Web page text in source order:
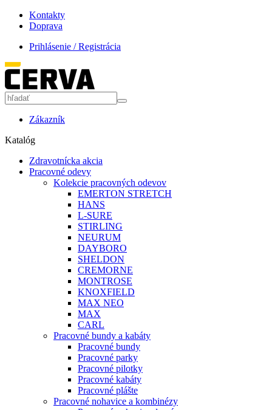
Kontakty
Doprava
Prihlásenie / Registrácia
Zákazník
Katalóg
Zdravotnícka akcia
Pracovné odevy
Kolekcie pracovných odevov
EMERTON STRETCH
HANS
L-SURE
STIRLING
NEURUM
DAYBORO
SHELDON
CREMORNE
MONTROSE
KNOXFIELD
MAX NEO
MAX
CARL
Pracovné bundy a kabáty
Pracovné bundy
Pracovné parky
Pracovné pilotky
Pracovné kabáty
Pracovné plášte
Pracovné nohavice a kombinézy